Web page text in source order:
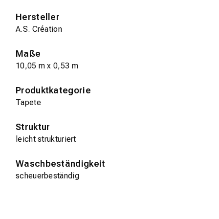
Hersteller
A.S. Création
Maße
10,05 m x 0,53 m
Produktkategorie
Tapete
Struktur
leicht strukturiert
Waschbeständigkeit
scheuerbeständig